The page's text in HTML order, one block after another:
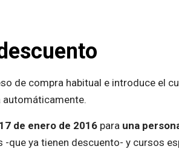
de compra habitual e introduce el
automáticamente.
17 de enero de 2016para una
-que ya tienen descuento- y cursos